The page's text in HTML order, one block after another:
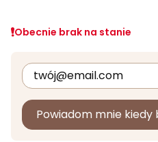
Obecnie brak na stanie
Powiadom mnie